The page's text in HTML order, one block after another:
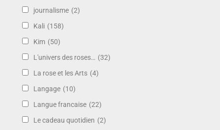
journalisme (2)
Kali (158)
Kim (50)
L'univers des roses… (32)
La rose et les Arts (4)
Langage (10)
Langue francaise (22)
Le cadeau quotidien (2)